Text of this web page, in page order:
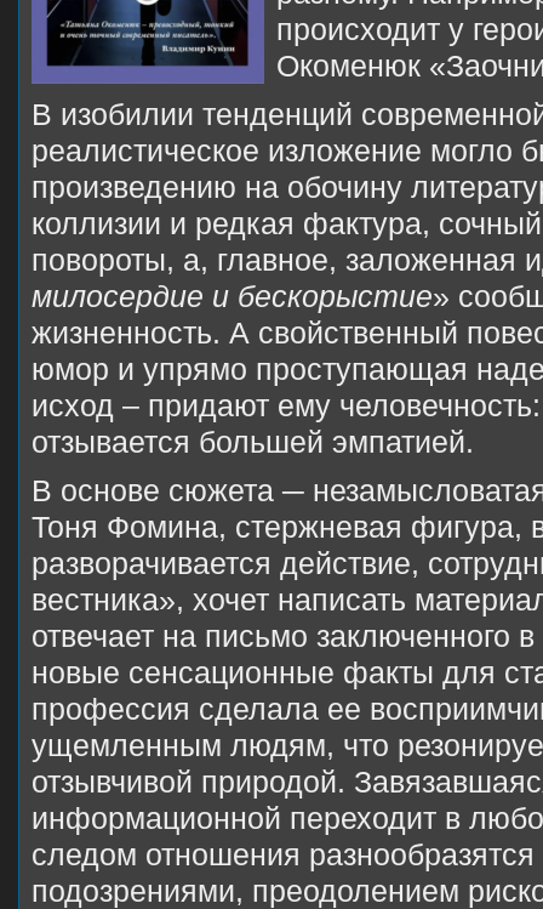
происходит у
Окоменюк
В изобилии тенденций
реалистическое изложение могло
произведению на обочину
коллизии и редкая фактура,
повороты, а, главное, заложенная
милосердие и бескорыстие»
жизненность. А свойственный
юмор и упрямо проступающая
исход – придают ему
отзывается большей эмпатией.
В основе сюжета ─
Тоня Фомина, стержневая фигура,
разворачивается действие,
вестника», хочет написать
отвечает на письмо заключенного
новые сенсационные факты для
профессия сделала ее
ущемленным людям, что
отзывчивой природой.
информационной переходит в
следом отношения
подозрениями, преодолением